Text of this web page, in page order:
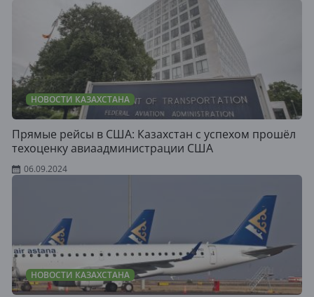
НОВОСТИ КАЗАХСТАНА
Прямые рейсы в США: Казахстан с успехом прошёл
техоценку авиаадминистрации США
06.09.2024
НОВОСТИ КАЗАХСТАНА